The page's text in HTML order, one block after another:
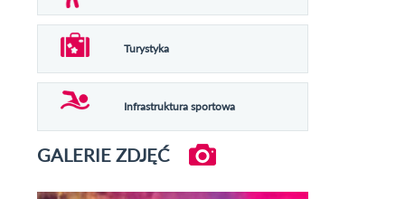
Turystyka
Infrastruktura sportowa
GALERIE ZDJĘĆ